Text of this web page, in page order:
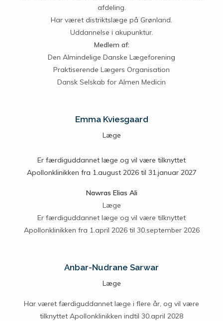
afdeling.
Har været distriktslæge på Grønland.
Uddannelse i akupunktur.
Medlem af:
Den Almindelige Danske Lægeforening
Praktiserende Lægers Organisation
Dansk Selskab for Almen Medicin
Emma Kviesgaard
Læge
Er færdiguddannet læge og vil være tilknyttet
Apollonklinikken fra 1.august 2026 til 31.januar 2027
Nawras Elias Ali
Læge
Er færdiguddannet læge og vil være tilknyttet
Apollonklinikken fra 1.april 2026 til 30.september 2026
Anbar-Nudrane Sarwar
Læge
Har været færdiguddannet læge i flere år, og vil være
tilknyttet Apollonklinikken indtil 30.april 2028